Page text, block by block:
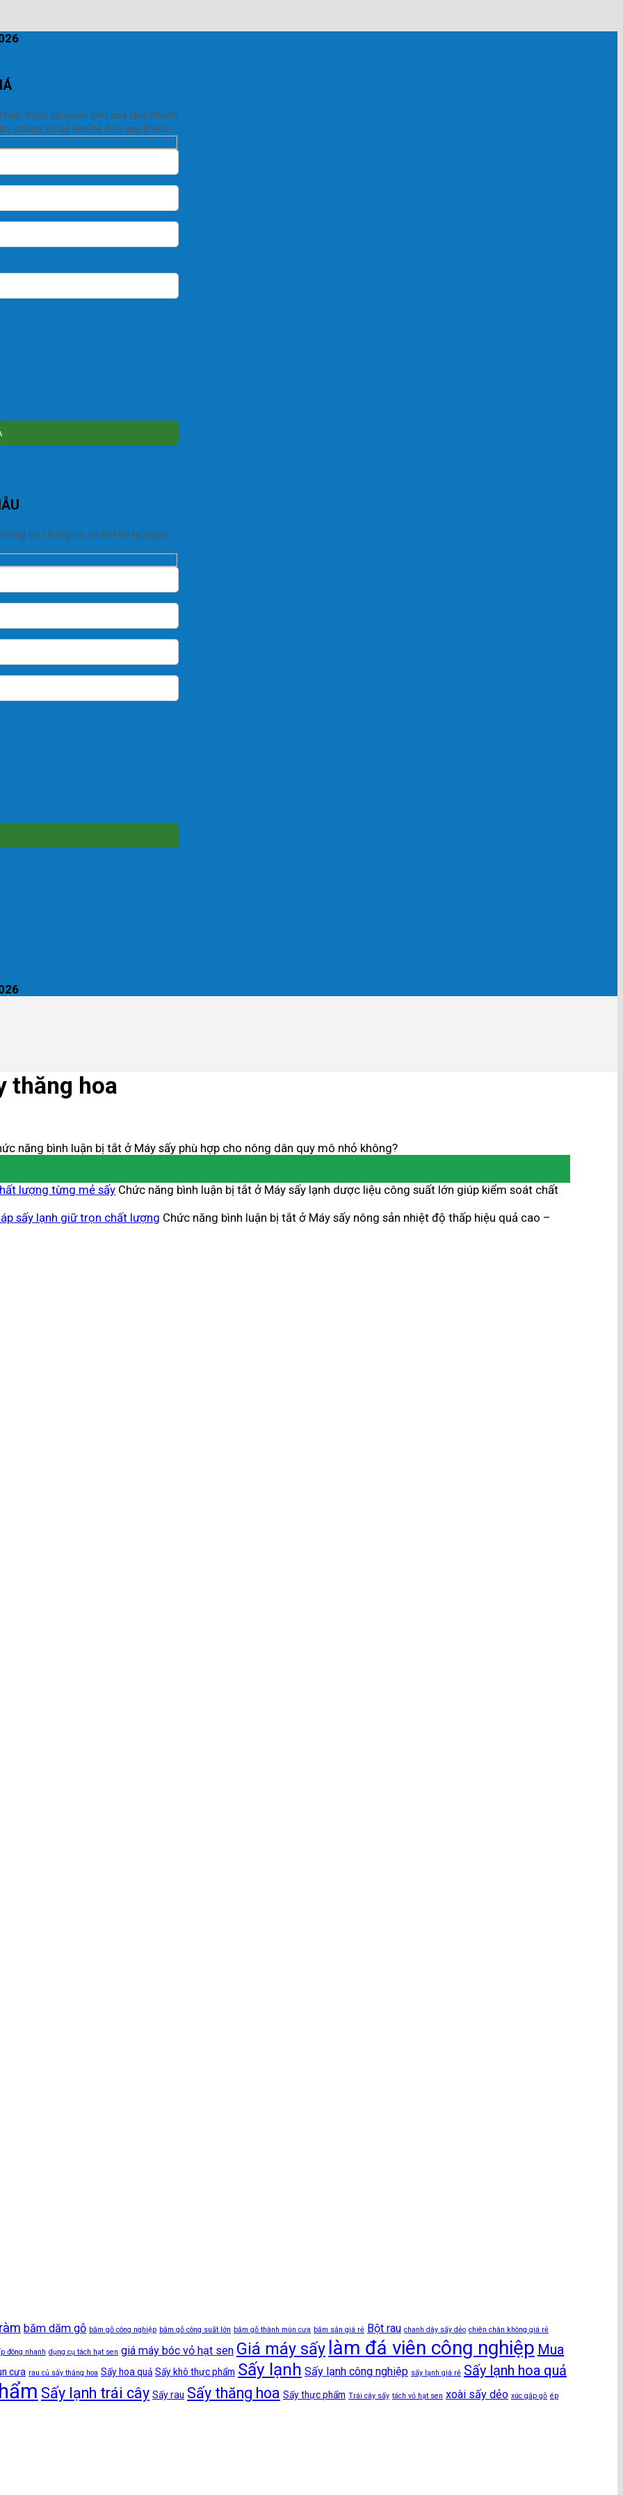
được sự quan tâm của Quý khách
chúng tôi sẽ liên hệ đến quý khách.
tin chúng tôi sẽ liên hệ lại ngay.
thăng hoa
năng bình luận bị tắt ở Máy sấy phù hợp cho nông dân quy mô nhỏ không?
lượng từng mẻ sấy Chức năng bình luận bị tắt ở Máy sấy lạnh dược liệu công suất lớn giúp kiểm soát chất
sấy lạnh giữ trọn chất lượng Chức năng bình luận bị tắt ở Máy sấy nông sản nhiệt độ thấp hiệu quả cao –
băm dăm gỗ băm gỗ công nghiệp băm gỗ công suất lớn băm gỗ thành mùn cưa băm sắn giá rẻ Bột rau chanh dây sấy dẻo chiên chân không giá rẻ
đông nhanh dụng cụ tách hạt sen giá máy bóc vỏ hạt sen Giá máy sấy làm đá viên công nghiệp Mua
cưa rau củ sấy thăng hoa Sấy hoa quả Sấy khô thực phẩm Sấy lạnh Sấy lạnh công nghiệp sấy lạnh giá rẻ Sấy lạnh hoa quả
Sấy lạnh trái cây Sấy rau Sấy thăng hoa Sấy thực phẩm Trái cây sấy tách vỏ hạt sen xoài sấy dẻo xúc gắp gỗ ép